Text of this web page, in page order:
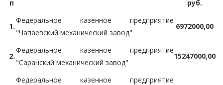
п
руб.
1.
Федеральное казенное предприятие
"Чапаевский механический завод"
6972000,00
2.
Федеральное казенное предприятие
"Саранский механический завод"
15247000,00
Федеральное казенное предприятие